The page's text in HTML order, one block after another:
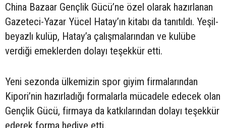
China Bazaar Gençlik Gücü’ne özel olarak hazırlanan
Gazeteci-Yazar Yücel Hatay’ın kitabı da tanıtıldı. Yeşil-
beyazlı kulüp, Hatay’a çalışmalarından ve kulübe
verdiği emeklerden dolayı teşekkür etti.
Yeni sezonda ülkemizin spor giyim firmalarından
Kipori’nin hazırladığı formalarla mücadele edecek olan
Gençlik Gücü, firmaya da katkılarından dolayı teşekkür
ederek forma hediye etti.